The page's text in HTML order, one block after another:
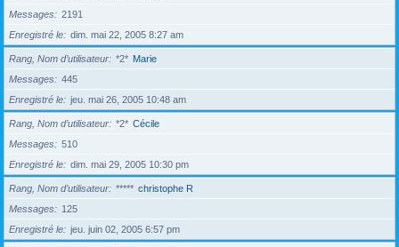
Messages
2191
Enregistré le
dim. mai 22, 2005 8:27 am
Rang, Nom d’utilisateur *2* Marie
Messages
445
Enregistré le
jeu. mai 26, 2005 10:48 am
Rang, Nom d’utilisateur *2* Cécile
Messages
510
Enregistré le
dim. mai 29, 2005 10:30 pm
Rang, Nom d’utilisateur ***** christophe R
Messages
125
Enregistré le
jeu. juin 02, 2005 6:57 pm